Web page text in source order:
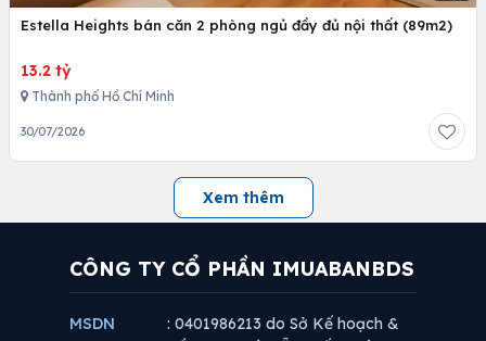
Estella Heights bán căn 2 phòng ngủ đầy đủ nội thất (89m2)
13.2 tỷ
Thành phố Hồ Chí Minh
30/07/2026
Xem thêm
CÔNG TY CỔ PHẦN IMUABANBDS
MSDN
: 0401986213 do Sở Kế hoạch &